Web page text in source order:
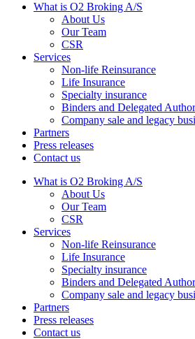
What is O2 Broking A/S
About Us
Our Team
CSR
Services
Non-life Reinsurance
Life Insurance
Specialty insurance
Binders and Delegated
Company sale and legacy
Partners
Press releases
Contact us
What is O2 Broking A/S
About Us
Our Team
CSR
Services
Non-life Reinsurance
Life Insurance
Specialty insurance
Binders and Delegated
Company sale and legacy
Partners
Press releases
Contact us